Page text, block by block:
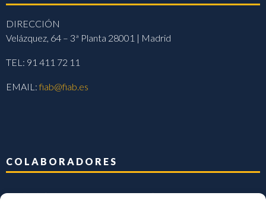
DIRECCIÓN
Velázquez, 64 – 3ª Planta 28001 | Madrid
TEL: 91 411 72 11
EMAIL:fiab@fiab.es
COLABORADORES